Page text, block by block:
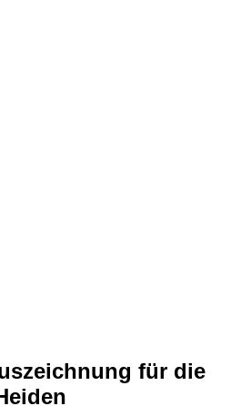
für die